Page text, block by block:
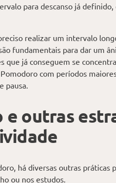
para descanso já
realizar um intervalo
fundamentais para dar um
que já conseguem se
com períodos
pausa.
e outras
há diversas outras práticas
ou nos estudos.